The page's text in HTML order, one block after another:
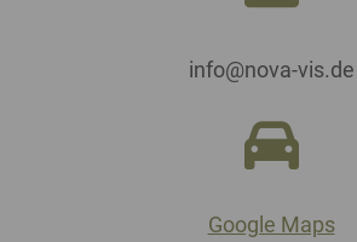
info@nova-vis.de
Google Maps